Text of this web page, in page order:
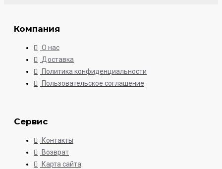
Компания
О нас
Доставка
Политика конфиденциальности
Пользовательское соглашение
Сервис
Контакты
Возврат
Карта сайта